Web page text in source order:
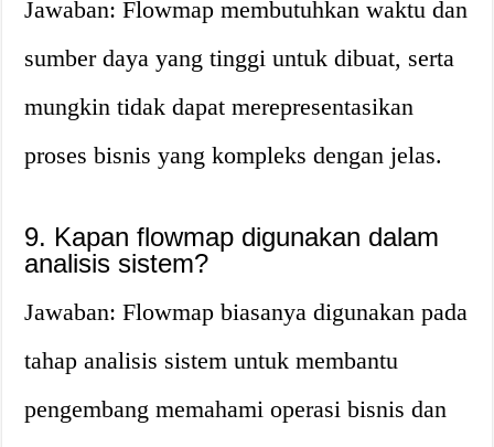
Jawaban: Flowmap membutuhkan waktu dan
sumber daya yang tinggi untuk dibuat, serta
mungkin tidak dapat merepresentasikan
proses bisnis yang kompleks dengan jelas.
9. Kapan flowmap digunakan dalam
analisis sistem?
Jawaban: Flowmap biasanya digunakan pada
tahap analisis sistem untuk membantu
pengembang memahami operasi bisnis dan